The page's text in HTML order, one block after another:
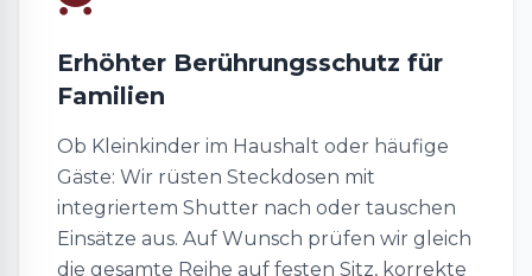
Erhöhter Berührungsschutz für
Familien
Ob Kleinkinder im Haushalt oder häufige
Gäste: Wir rüsten Steckdosen mit
integriertem Shutter nach oder tauschen
Einsätze aus. Auf Wunsch prüfen wir gleich
die gesamte Reihe auf festen Sitz, korrekte